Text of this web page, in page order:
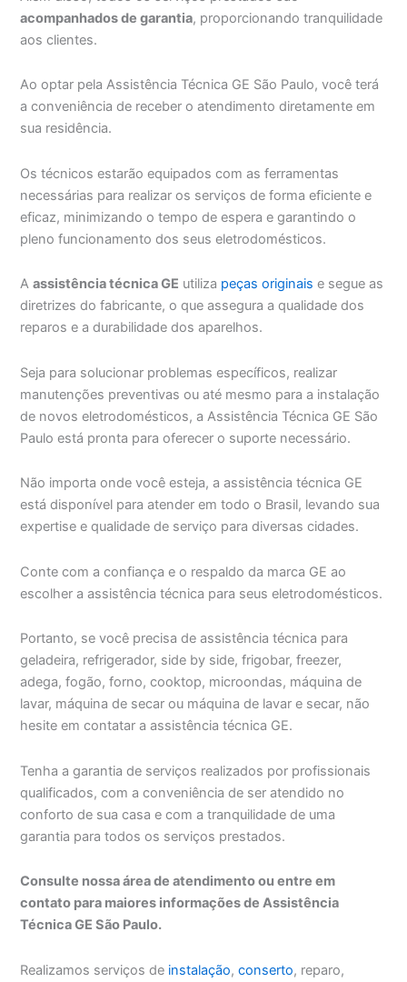
acompanhados de garantia, proporcionando tranquilidade
aos clientes.
Ao optar pela Assistência Técnica GE São Paulo, você terá
a conveniência de receber o atendimento diretamente em
sua residência.
Os técnicos estarão equipados com as ferramentas
necessárias para realizar os serviços de forma eficiente e
eficaz, minimizando o tempo de espera e garantindo o
pleno funcionamento dos seus eletrodomésticos.
Aassistência técnica GE utiliza peças originais e segue as
diretrizes do fabricante, o que assegura a qualidade dos
reparos e a durabilidade dos aparelhos.
Seja para solucionar problemas específicos, realizar
manutenções preventivas ou até mesmo para a instalação
de novos eletrodomésticos, a Assistência Técnica GE São
Paulo está pronta para oferecer o suporte necessário.
Não importa onde você esteja, a assistência técnica GE
está disponível para atender em todo o Brasil, levando sua
expertise e qualidade de serviço para diversas cidades.
Conte com a confiança e o respaldo da marca GE ao
escolher a assistência técnica para seus eletrodomésticos.
Portanto, se você precisa de assistência técnica para
geladeira, refrigerador, side by side, frigobar, freezer,
adega, fogão, forno, cooktop, microondas, máquina de
lavar, máquina de secar ou máquina de lavar e secar, não
hesite em contatar a assistência técnica GE.
Tenha a garantia de serviços realizados por profissionais
qualificados, com a conveniência de ser atendido no
conforto de sua casa e com a tranquilidade de uma
garantia para todos os serviços prestados.
Consulte nossa área de atendimento ou entre em
contato para maiores informações de Assistência
Técnica GE São Paulo.
Realizamos serviços de instalação,conserto, reparo,